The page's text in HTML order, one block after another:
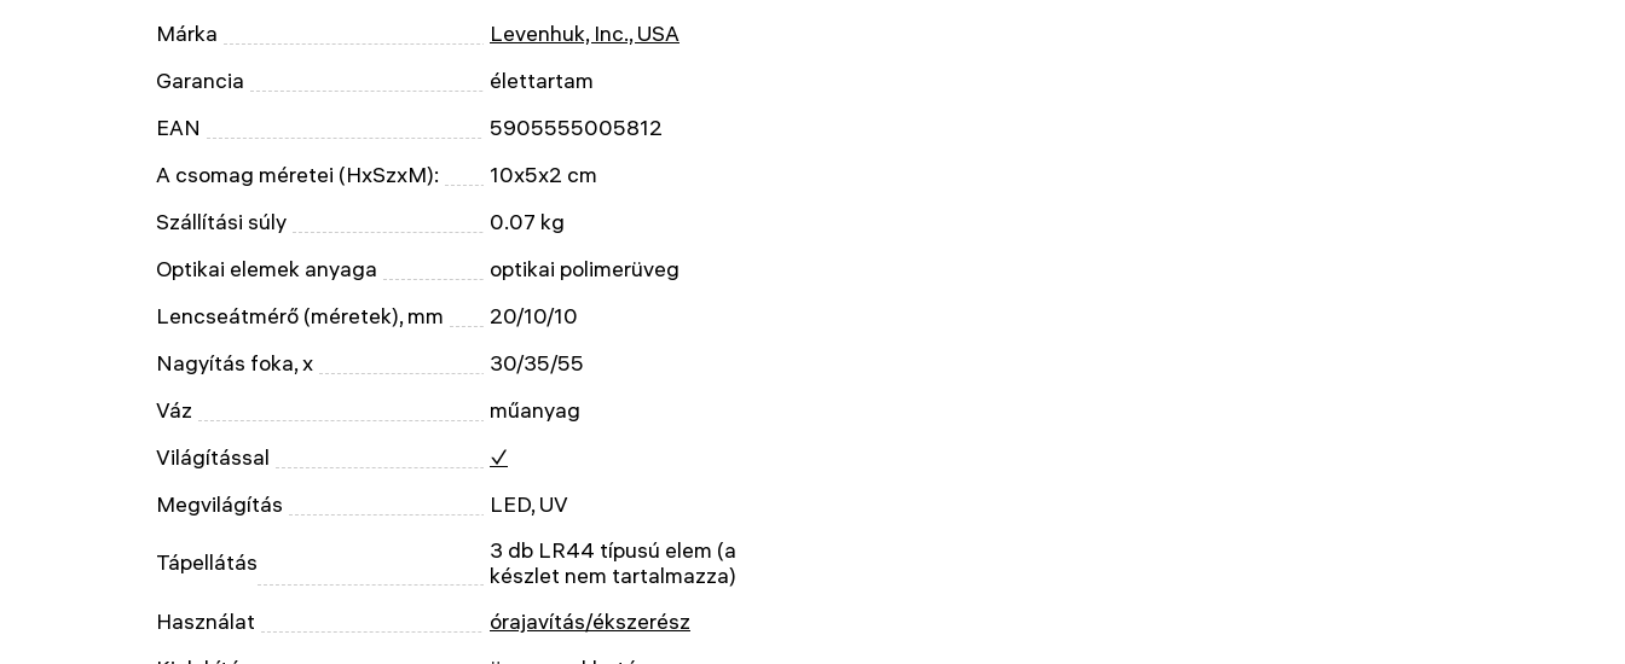
Márka
Levenhuk, Inc., USA
Garancia
élettartam
EAN
5905555005812
A csomag méretei (HxSzxM):
10x5x2 cm
Szállítási súly
0.07 kg
Optikai elemek anyaga
optikai polimerüveg
Lencseátmérő (méretek), mm
20/10/10
Nagyítás foka, x
30/35/55
Váz
műanyag
Világítással
✓
Megvilágítás
LED, UV
Tápellátás
3 db LR44 típusú elem (a
készlet nem tartalmazza)
Használat
órajavítás/ékszerész